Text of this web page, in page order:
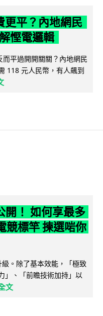
更平？內地網民
慳電邏輯
平過開開關關？內地網民
118 元人民幣，有人飆到
！ 如何享最多
標竿 揀選啱你
。除了基本效能，「極致
」、「前瞻技術加持」以
文